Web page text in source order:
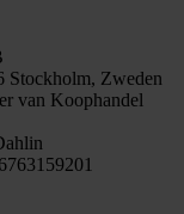
Stockholm, Zweden
van Koophandel